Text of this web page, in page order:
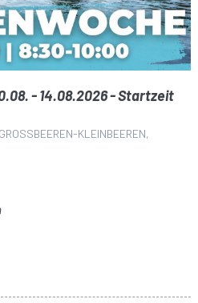
- 14.08.2026 - Startzeit
KLEINBEEREN, DE